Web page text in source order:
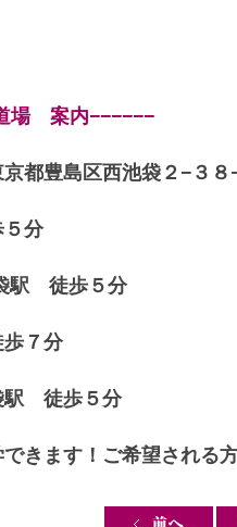
場 案内−−−−−−
都豊島区西池袋２−３８
分
駅 徒歩５分
７分
駅 徒歩５分
きます！ご希望される